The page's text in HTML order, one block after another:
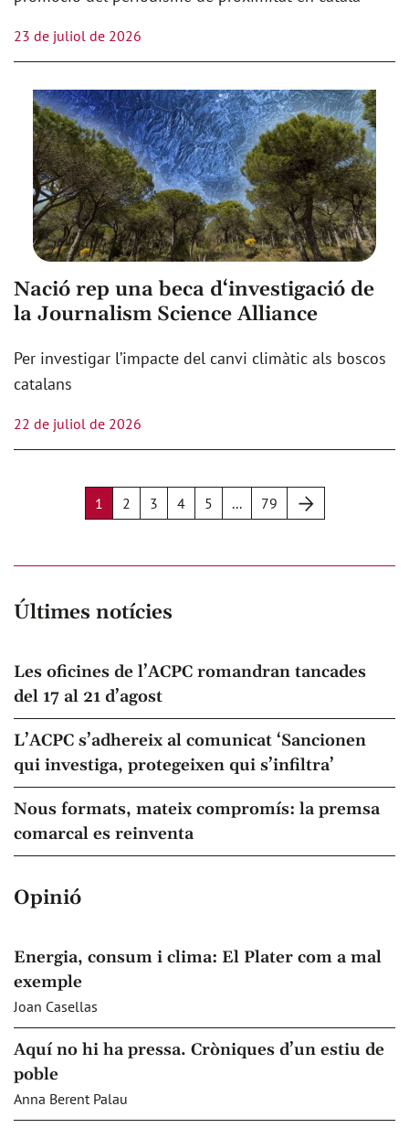
23 de juliol de 2026
Nació rep una beca d‘investigació de
la Journalism Science Alliance
Per investigar l’impacte del canvi climàtic als boscos
catalans
22 de juliol de 2026
1 2 3 4 5 ... 79 Següent
Últimes notícies
Les oficines de l’ACPC romandran tancades
del 17 al 21 d’agost
L’ACPC s’adhereix al comunicat ‘Sancionen
qui investiga, protegeixen qui s’infiltra’
Nous formats, mateix compromís: la premsa
comarcal es reinventa
Opinió
Energia, consum i clima: El Plater com a mal
exemple
Joan Casellas
Aquí no hi ha pressa. Cròniques d’un estiu de
poble
Anna Berent Palau